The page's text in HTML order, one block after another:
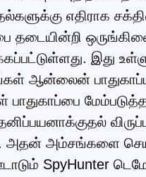
எதிராக
தடையின்றி
இது
ஆன்லைன்
அதன் அம்சங்களை
SpyHunter